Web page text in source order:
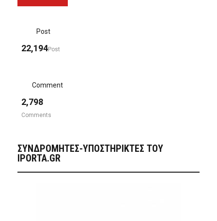
Post
22,194Post
Comment
2,798
Comments
ΣΥΝΔΡΟΜΗΤΈΣ-ΥΠΟΣΤΗΡΙΚΤΈΣ ΤΟΥ
IPORTA.GR